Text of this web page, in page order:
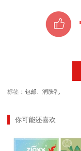
标签： 包邮、 润肤乳
你可能还喜欢